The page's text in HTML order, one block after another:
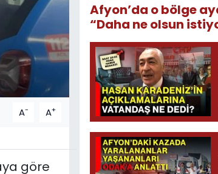
A- A+
göre
Afyon’da o bölge
“Daha ne olsun